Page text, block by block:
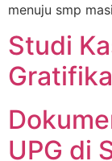
menuju smp
Studi
UPG di